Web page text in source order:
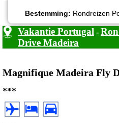
Bestemming: Rondreizen
Vakantie Portugal -
Drive Madeira
Magnifique Madeira Fly
***